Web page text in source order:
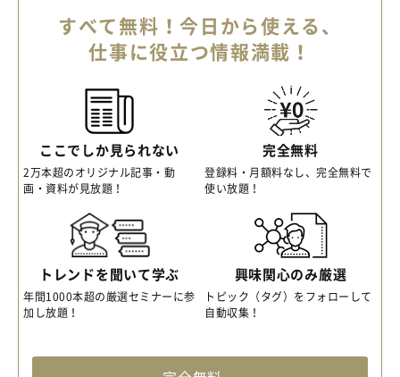
すべて無料！今日から使える、
仕事に役立つ情報満載！
ここでしか見られない
2万本超のオリジナル記事・動
画・資料が見放題！
完全無料
登録料・月額料なし、完全無料で
使い放題！
トレンドを聞いて学ぶ
年間1000本超の厳選セミナーに参
加し放題！
興味関心のみ厳選
トピック（タグ）をフォローして
自動収集！